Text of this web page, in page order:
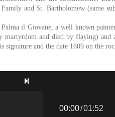
and St. Bartholomew (same
il Giovane, a well known
martyrdom and died by flaying) and
signature and the date 1609 on the
00:00/01:52